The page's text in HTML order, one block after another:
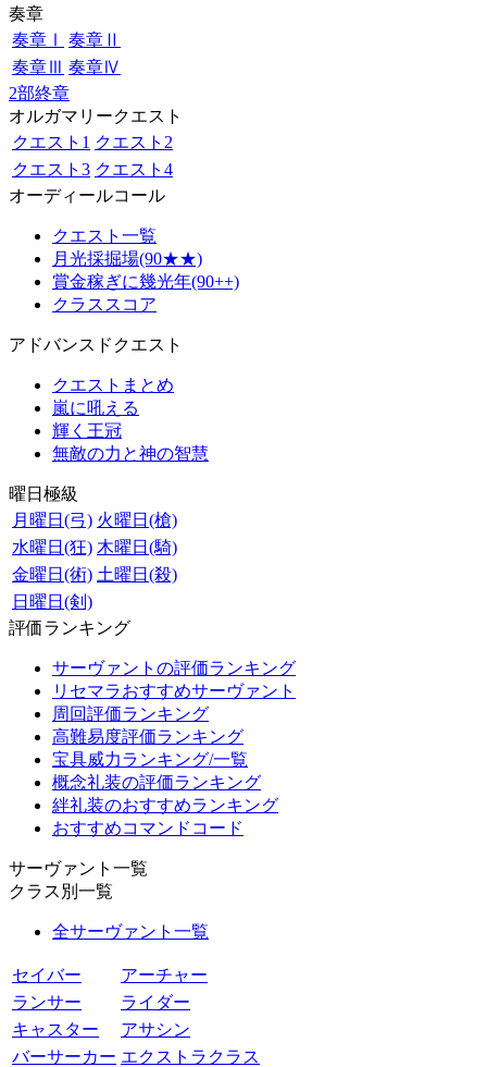
奏章
奏章Ⅰ
奏章Ⅱ
奏章Ⅲ 奏章Ⅳ
2部終章
オルガマリークエスト
クエスト1 クエスト2
クエスト3 クエスト4
オーディールコール
クエスト一覧
月光採掘場(90★★)
賞金稼ぎに幾光年(90++)
クラススコア
アドバンスドクエスト
クエストまとめ
嵐に吼える
輝く王冠
無敵の力と神の智慧
曜日極級
月曜日(弓) 火曜日(槍)
水曜日(狂) 木曜日(騎)
金曜日(術) 土曜日(殺)
日曜日(剣)
評価ランキング
サーヴァントの評価ランキング
リセマラおすすめサーヴァント
周回評価ランキング
高難易度評価ランキング
宝具威力ランキング/一覧
概念礼装の評価ランキング
絆礼装のおすすめランキング
おすすめコマンドコード
サーヴァント一覧
クラス別一覧
全サーヴァント一覧
セイバー
アーチャー
ランサー
ライダー
キャスター
アサシン
バーサーカー エクストラクラス